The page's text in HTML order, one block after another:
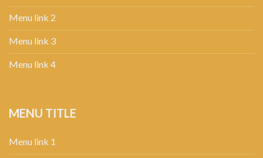
Menu link 2
Menu link 3
Menu link 4
MENU TITLE
Menu link 1